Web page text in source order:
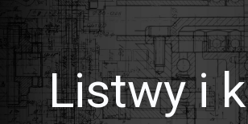
Listwy i